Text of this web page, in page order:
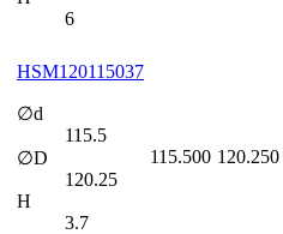
6
HSM120115037
∅d
115.5
∅D
120.25
H
3.7
115.500 120.250